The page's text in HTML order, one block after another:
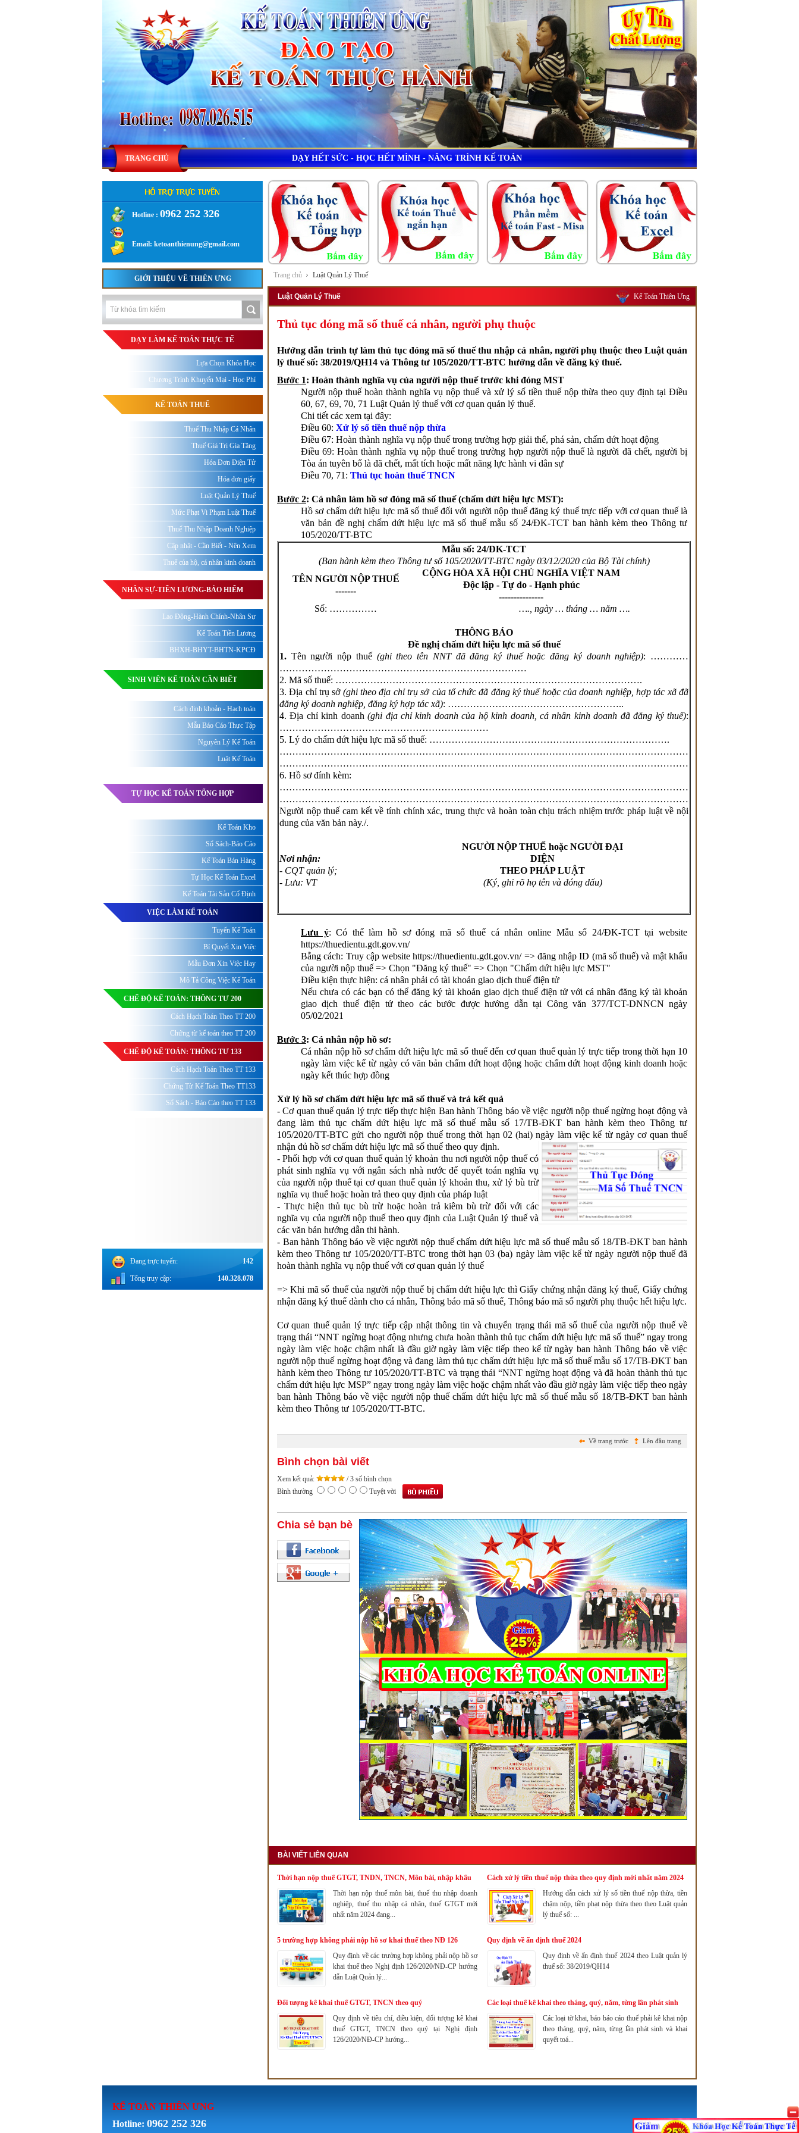
DẠY HẾT SỨC - HỌC HẾT MÌNH - NÂNG TRÌNH KẾ TOÁN
TRANG CHỦ
Trang chủ Luật Quản Lý Thuế
Luật Quản Lý Thuế Kế Toán Thiên Ưng
Thủ tục đóng mã số thuế cá nhân, người phụ thuộc
Hướng dẫn trình tự làm thủ tục đóng mã số thuế thu nhập cá nhân, người phụ thuộc theo Luật quản
lý thuế số: 38/2019/QH14 và Thông tư 105/2020/TT-BTC hướng dẫn về đăng ký thuế.
Bước 1: Hoàn thành nghĩa vụ của người nộp thuế trước khi đóng MST
Người nộp thuế hoàn thành nghĩa vụ nộp thuế và xử lý số tiền thuế nộp thừa theo quy định tại Điều
60, 67, 69, 70, 71 Luật Quản lý thuế với cơ quan quản lý thuế.
Chi tiết các xem tại đây:
Điều 60: Xử lý số tiền thuế nộp thừa
Điều 67: Hoàn thành nghĩa vụ nộp thuế trong trường hợp giải thể, phá sản, chấm dứt hoạt động
Điều 69: Hoàn thành nghĩa vụ nộp thuế trong trường hợp người nộp thuế là người đã chết, người bị
Tòa án tuyên bố là đã chết, mất tích hoặc mất năng lực hành vi dân sự
Điều 70, 71: Thủ tục hoàn thuế TNCN
Bước 2: Cá nhân làm hồ sơ đóng mã số thuế (chấm dứt hiệu lực MST):
Hồ sơ chấm dứt hiệu lực mã số thuế đối với người nộp thuế đăng ký thuế trực tiếp với cơ quan thuế là
văn bản đề nghị chấm dứt hiệu lực mã số thuế mẫu số 24/ĐK-TCT ban hành kèm theo Thông tư
105/2020/TT-BTC
Mẫu số: 24/ĐK-TCT
(Ban hành kèm theo Thông tư số 105/2020/TT-BTC ngày 03/12/2020 của Bộ Tài chính)
TÊN NGƯỜI NỘP THUẾ
-------
CỘNG HÒA XÃ HỘI CHỦ NGHĨA VIỆT NAM
Độc lập - Tự do - Hạnh phúc
---------------
Số: ……………
…. , ngày … tháng … năm ….
THÔNG BÁO
Đề nghị chấm dứt hiệu lực mã số thuế
1. Tên người nộp thuế (ghi theo tên NNT đã đăng ký thuế hoặc đăng ký doanh nghiệp): …………
……………………………………………………………………
2. Mã số thuế: …………………………………………………………………………………….
3. Địa chỉ trụ sở (ghi theo địa chỉ trụ sở của tổ chức đã đăng ký thuế hoặc của doanh nghiệp, hợp tác xã đã
đăng ký doanh nghiệp, đăng ký hợp tác xã): ………………………………………………..
4. Địa chỉ kinh doanh(ghi địa chỉ kinh doanh của hộ kinh doanh, cá nhân kinh doanh đã đăng ký thuế):
…………………………………………………………
5. Lý do chấm dứt hiệu lực mã số thuế: ………………………………………………………………….
…………………………………………………………………………………………………………………
…………………………………………………………………………………………………………………
6. Hồ sơ đính kèm:
…………………………………………………………………………………………………………………
…………………………………………………………………………………………………………………
Người nộp thuế cam kết về tính chính xác, trung thực và hoàn toàn chịu trách nhiệm trước pháp luật về nội
dung của văn bản này./.
Nơi nhận:
- CQT quản lý;
- Lưu: VT
NGƯỜI NỘP THUẾ hoặc NGƯỜI ĐẠI
DIỆN
THEO PHÁP LUẬT
(Ký, ghi rõ họ tên và đóng dấu)
Lưu ý: Có thể làm hồ sơ đóng mã số thuế cá nhân online Mẫu số 24/ĐK-TCT tại website
https://thuedientu.gdt.gov.vn/
Bằng cách: Truy cập website https://thuedientu.gdt.gov.vn/ => đăng nhập ID (mã số thuế) và mật khẩu
của người nộp thuế => Chọn "Đăng ký thuế" => Chọn "Chấm dứt hiệu lực MST"
Điều kiện thực hiện: cá nhân phải có tài khoản giao dịch thuế điện tử
Nếu chưa có các bạn có thể đăng ký tài khoản giao dịch thuế điện tử với cá nhân đăng ký tài khoản
giao dịch thuế điện tử theo các bước được hướng dẫn tại Công văn 377/TCT-DNNCN ngày
05/02/2021
Bước 3: Cá nhân nộp hồ sơ:
Cá nhân nộp hồ sơ chấm dứt hiệu lực mã số thuế đến cơ quan thuế quản lý trực tiếp trong thời hạn 10
ngày làm việc kể từ ngày có văn bản chấm dứt hoạt động hoặc chấm dứt hoạt động kinh doanh hoặc
ngày kết thúc hợp đồng
Xử lý hồ sơ chấm dứt hiệu lực mã số thuế và trả kết quả
- Cơ quan thuế quản lý trực tiếp thực hiện Ban hành Thông báo về việc người nộp thuế ngừng hoạt động và
đang làm thủ tục chấm dứt hiệu lực mã số thuế mẫu số 17/TB-ĐKT ban hành kèm theo Thông tư
105/2020/TT-BTC gửi cho người nộp thuế trong thời hạn 02 (hai) ngày làm việc kể từ ngày cơ quan thuế
nhận đủ hồ sơ chấm dứt hiệu lực mã số thuế theo quy định.
- Phối hợp với cơ quan thuế quản lý khoản thu nơi người nộp thuế có
phát sinh nghĩa vụ với ngân sách nhà nước để quyết toán nghĩa vụ
của người nộp thuế tại cơ quan thuế quản lý khoản thu, xử lý bù trừ
nghĩa vụ thuế hoặc hoàn trả theo quy định của pháp luật
- Thực hiện thủ tục bù trừ hoặc hoàn trả kiêm bù trừ đối với các
nghĩa vụ của người nộp thuế theo quy định của Luật Quản lý thuế và
các văn bản hướng dẫn thi hành.
- Ban hành Thông báo về việc người nộp thuế chấm dứt hiệu lực mã số thuế mẫu số 18/TB-ĐKT ban hành
kèm theo Thông tư 105/2020/TT-BTC trong thời hạn 03 (ba) ngày làm việc kể từ ngày người nộp thuế đã
hoàn thành nghĩa vụ nộp thuế với cơ quan quản lý thuế
=> Khi mã số thuế của người nộp thuế bị chấm dứt hiệu lực thì Giấy chứng nhận đăng ký thuế, Giấy chứng
nhận đăng ký thuế dành cho cá nhân, Thông báo mã số thuế, Thông báo mã số người phụ thuộc hết hiệu lực.
Cơ quan thuế quản lý trực tiếp cập nhật thông tin và chuyển trạng thái mã số thuế của người nộp thuế về
trạng thái “NNT ngừng hoạt động nhưng chưa hoàn thành thủ tục chấm dứt hiệu lực mã số thuế” ngay trong
ngày làm việc hoặc chậm nhất là đầu giờ ngày làm việc tiếp theo kể từ ngày ban hành Thông báo về việc
người nộp thuế ngừng hoạt động và đang làm thủ tục chấm dứt hiệu lực mã số thuế mẫu số 17/TB-ĐKT ban
hành kèm theo Thông tư 105/2020/TT-BTC và trạng thái “NNT ngừng hoạt động và đã hoàn thành thủ tục
chấm dứt hiệu lực MSP” ngay trong ngày làm việc hoặc chậm nhất vào đầu giờ ngày làm việc tiếp theo ngày
ban hành Thông báo về việc người nộp thuế chấm dứt hiệu lực mã số thuế mẫu số 18/TB-ĐKT ban hành
kèm theo Thông tư 105/2020/TT-BTC.
Lên đầu trang
Về trang trước
Bình chọn bài viết
Xem kết quả:
/ 3 số bình chọn
Bình thường
Tuyệt vời
Chia sẻ bạn bè
BÀI VIẾT LIÊN QUAN
Thời hạn nộp thuế GTGT, TNDN, TNCN, Môn bài, nhập khẩu
Thời hạn nộp thuế môn bài, thuế thu nhập doanh
nghiệp, thuế thu nhập cá nhân, thuế GTGT mới
nhất năm 2024 đang...
Cách xử lý tiền thuế nộp thừa theo quy định mới nhất năm 2024
Hướng dẫn cách xử lý số tiền thuế nộp thừa, tiền
chậm nộp, tiền phạt nộp thừa theo theo Luật quản
lý thuế số: ...
5 trường hợp không phải nộp hồ sơ khai thuế theo NĐ 126
Quy định về các trường hợp không phải nộp hồ sơ
khai thuế theo Nghị định 126/2020/NĐ-CP hướng
dẫn Luật Quản lý...
Quy định về ấn định thuế 2024
Quy định về ấn định thuế 2024 theo Luật quản lý
thuế số: 38/2019/QH14
Đối tượng kê khai thuế GTGT, TNCN theo quý
Quy định về tiêu chí, điều kiện, đối tượng kê khai
thuế GTGT, TNCN theo quý tại Nghị định
126/2020/NĐ-CP hướng...
Các loại thuế kê khai theo tháng, quý, năm, từng lần phát sinh
Các loại tờ khai, báo báo cáo thuế phải kê khai nộp
theo tháng, quý, năm, từng lần phát sinh và khai
quyết toá...
Hotline : 0962 252 326
.
Email: ketoanthienung@gmail.com
GIỚI THIỆU VỀ THIÊN ƯNG
DẠY LÀM KẾ TOÁN THỰC TẾ
Lựa Chọn Khóa Học
Chương Trình Khuyến Mại - Học Phí
KẾ TOÁN THUẾ
Thuế Thu Nhập Cá Nhân
Thuế Giá Trị Gia Tăng
Hóa Đơn Điện Tử
Hóa đơn giấy
Luật Quản Lý Thuế
Mức Phạt Vi Phạm Luật Thuế
Thuế Thu Nhập Doanh Nghiệp
Cập nhật - Cần Biết - Nên Xem
Thuế của hộ, cá nhân kinh doanh
NHÂN SỰ-TIỀN LƯƠNG-BẢO HIỂM
Lao Động-Hành Chính-Nhân Sự
Kế Toán Tiền Lương
BHXH-BHYT-BHTN-KPCĐ
SINH VIÊN KẾ TOÁN CẦN BIẾT
Cách định khoản - Hạch toán
Mẫu Báo Cáo Thực Tập
Nguyên Lý Kế Toán
Luật Kế Toán
TỰ HỌC KẾ TOÁN TỔNG HỢP
Kế Toán Kho
Sổ Sách-Báo Cáo
Kế Toán Bán Hàng
Tự Học Kế Toán Excel
Kế Toán Tài Sản Cố Định
VIỆC LÀM KẾ TOÁN
Tuyển Kế Toán
Bí Quyết Xin Việc
Mẫu Đơn Xin Việc Hay
Mô Tả Công Việc Kế Toán
CHẾ ĐỘ KẾ TOÁN: THÔNG TƯ 200
Cách Hạch Toán Theo TT 200
Chứng từ kế toán theo TT 200
CHẾ ĐỘ KẾ TOÁN: THÔNG TƯ 133
Cách Hạch Toán Theo TT 133
Chứng Từ Kế Toán Theo TT133
Sổ Sách - Báo Cáo theo TT 133
Đang trực tuyến: 142
Tổng truy cập: 140.328.078
KẾ TOÁN THIÊN ƯNG
Hotline: 0962 252 326